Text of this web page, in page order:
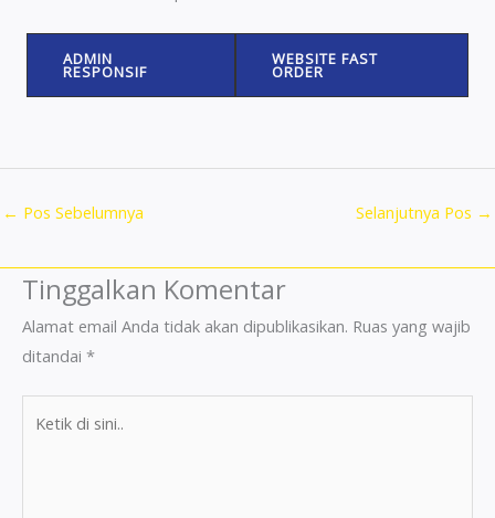
ADMIN
RESPONSIF
WEBSITE FAST
ORDER
← Pos Sebelumnya Selanjutnya Pos →
Tinggalkan Komentar
Alamat email Anda tidak akan dipublikasikan. Ruas yang wajib
ditandai *